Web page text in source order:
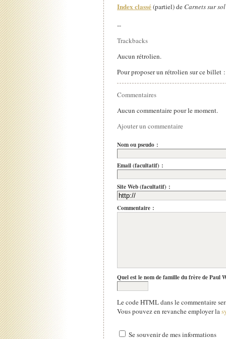
Index classé(partiel) de Carnets sur sol
--
Trackbacks
Aucun rétrolien.
Pour proposer un rétrolien sur ce
Commentaires
Aucun commentaire pour le moment.
Ajouter un commentaire
Nom ou pseudo :
Email (facultatif) :
Site Web (facultatif) :
Commentaire :
Quel est le nom de famille du frère de Paul
Le code HTML dans le commentaire
Vous pouvez en revanche employer la
Se souvenir de mes informations